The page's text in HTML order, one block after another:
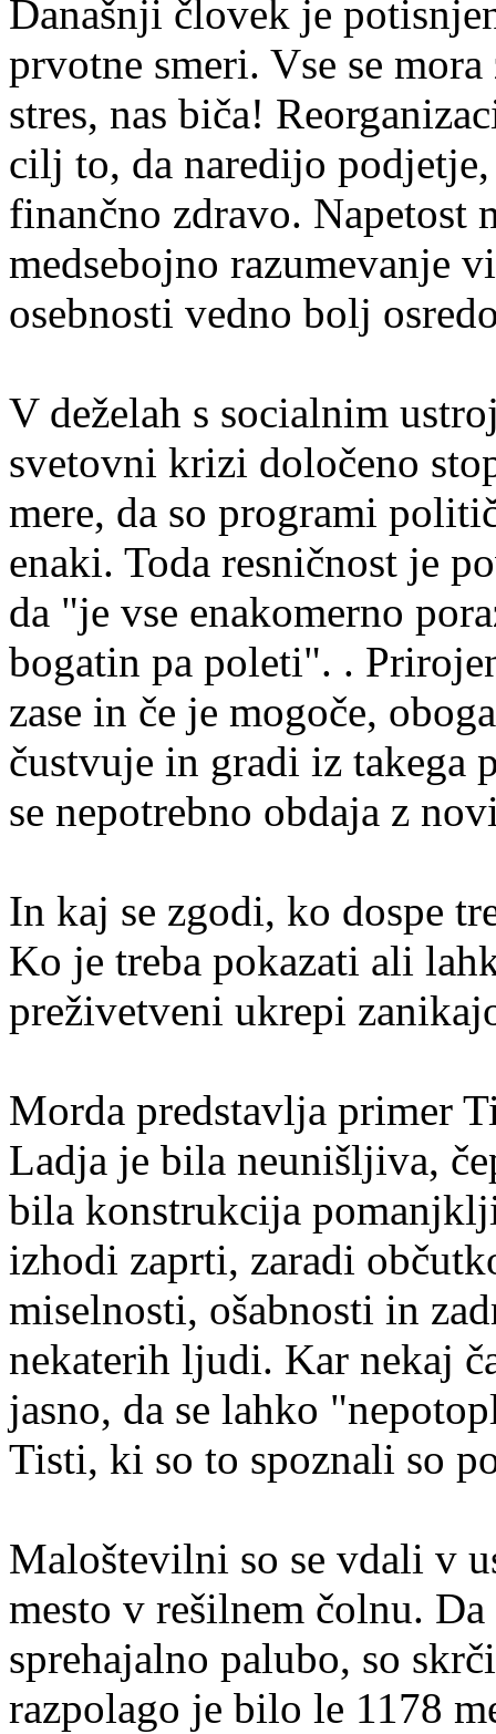
Današnji človek je
prvotne smeri. Vse se
stres, nas biča!
cilj to, da naredijo
finančno zdravo. Napetost
medsebojno razumevanje
osebnosti vedno bolj
V deželah s socialnim
svetovni krizi določeno
mere, da so programi
enaki. Toda resničnost je
da "je vse enakomerno
bogatin pa poleti". .
zase in če je mogoče,
čustvuje in gradi iz takega
se nepotrebno obdaja z
In kaj se zgodi, ko dospe
Ko je treba pokazati ali
preživetveni ukrepi
Morda predstavlja primer
Ladja je bila neunišljiva,
bila konstrukcija
izhodi zaprti, zaradi
miselnosti, ošabnosti in
nekaterih ljudi. Kar nekaj
jasno, da se lahko
Tisti, ki so to spoznali so
Maloštevilni so se vdali v
mesto v rešilnem čolnu.
sprehajalno palubo, so
razpolago je bilo le 1178